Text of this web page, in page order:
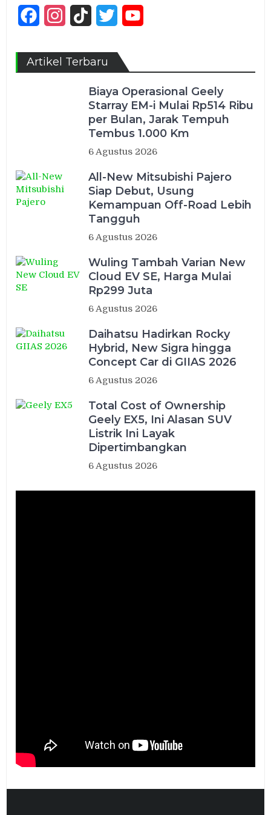
FacebookInstagram
TikTok Twitter
Artikel Terbaru
Biaya Operasional Geely
Starray EM-i Mulai Rp514 Ribu
per Bulan, Jarak Tempuh
Tembus 1.000 Km
6 Agustus 2026
All-New Mitsubishi Pajero
Siap Debut, Usung
Kemampuan Off-Road Lebih
Tangguh
6 Agustus 2026
Wuling Tambah Varian New
Cloud EV SE, Harga Mulai
Rp299 Juta
6 Agustus 2026
Daihatsu Hadirkan Rocky
Hybrid, New Sigra hingga
Concept Car di GIIAS 2026
6 Agustus 2026
Total Cost of Ownership
Geely EX5, Ini Alasan SUV
Listrik Ini Layak
Dipertimbangkan
6 Agustus 2026